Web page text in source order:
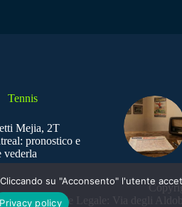
Tennis
Mejia, 2T
pronostico e
vederla
Sede Legale: Via degli
su "Acconsento" l'utente
Privacy policy